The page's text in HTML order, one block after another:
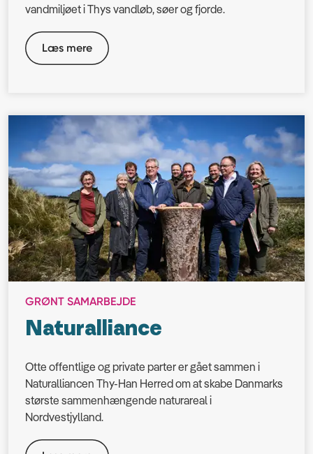
vandmiljøet i Thys vandløb, søer og fjorde.
Læs mere
GRØNT SAMARBEJDE
Naturalliance
Otte offentlige og private parter er gået sammen i
Naturalliancen Thy-Han Herred om at skabe Danmarks
største sammenhængende naturareal i
Nordvestjylland.